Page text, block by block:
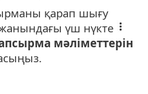
қарап шығу
үш нүкте
мәліметтерін